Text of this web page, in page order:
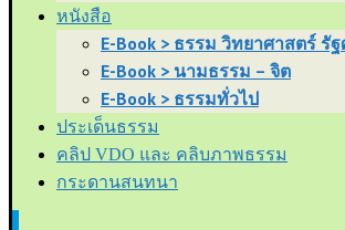
หนังสือ
E-Book > ธรรม วิทยาศาสตร์ รั
E-Book > นามธรรม – จิต
E-Book > ธรรมทั่วไป
ประเด็นธรรม
คลิป VDO และ คลิบภาพธรรม
กระดานสนทนา